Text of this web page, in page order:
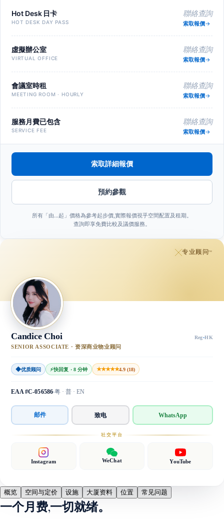
Hot Desk 日卡
HOT DESK DAY PASS
聯絡查詢
索取報價
虛擬辦公室
VIRTUAL OFFICE
聯絡查詢
索取報價
會議室時租
MEETING ROOM · HOURLY
聯絡查詢
索取報價
服務月費已包含
SERVICE FEE
聯絡查詢
索取報價
索取詳細報價
預約參觀
所有「由…起」價格為參考起步價,實際報價視乎空間配置及租期。
查詢即享免費比較及議價服務。
专业顾问™
Candice Choi Reg·HK
SENIOR ASSOCIATE · 资深商业物业顾问
◆优质顾问 ⚡快回复 · 8 分钟 ★★★★★4.9 (18)
EAA #C-056586 粤 · 普 · EN
邮件 致电 WhatsApp
社交平台
Instagram WeChat YouTube
概览 空间与定价 设施 大厦资料 位置 常见问题
一个月费,一切就绪。